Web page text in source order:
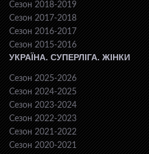
Сезон 2018-2019
Сезон 2017-2018
Сезон 2016-2017
Сезон 2015-2016
УКРАЇНА. СУПЕРЛІГА. ЖІНКИ
Сезон 2025-2026
Сезон 2024-2025
Сезон 2023-2024
Сезон 2022-2023
Сезон 2021-2022
Сезон 2020-2021